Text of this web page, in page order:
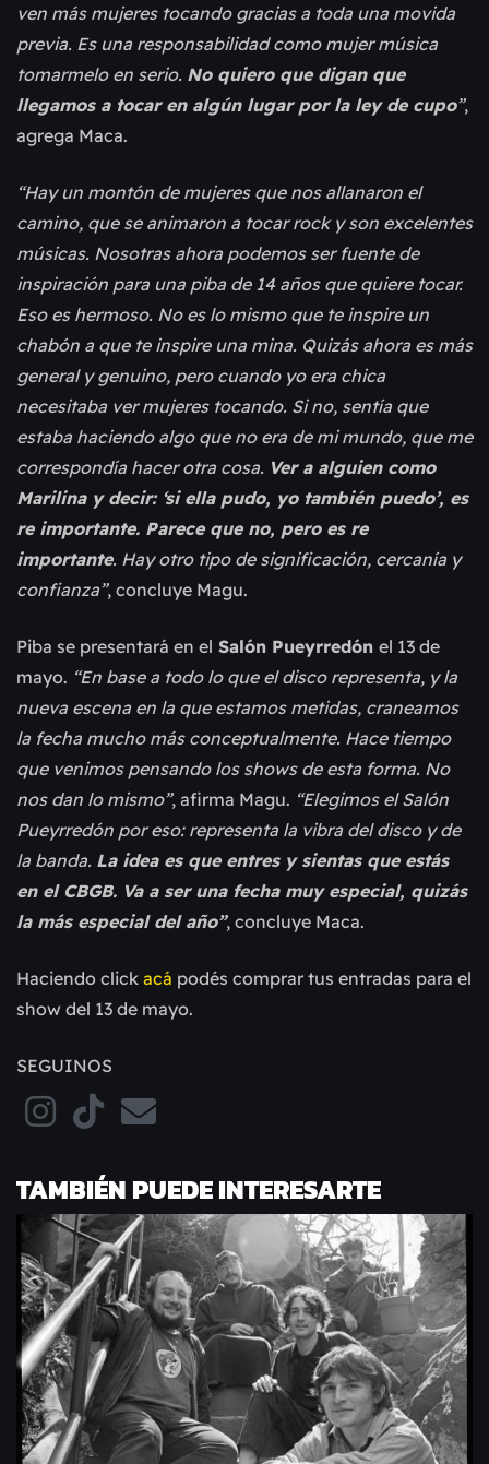
ven más mujeres tocando gracias a toda una movida
previa. Es una responsabilidad como mujer música
tomarmelo en serio. No quiero que digan que
llegamos a tocar en algún lugar por la ley de cupo”,
agrega Maca.
“Hay un montón de mujeres que nos allanaron el
camino, que se animaron a tocar rock y son excelentes
músicas. Nosotras ahora podemos ser fuente de
inspiración para una piba de 14 años que quiere tocar.
Eso es hermoso. No es lo mismo que te inspire un
chabón a que te inspire una mina. Quizás ahora es más
general y genuino, pero cuando yo era chica
necesitaba ver mujeres tocando. Si no, sentía que
estaba haciendo algo que no era de mi mundo, que me
correspondía hacer otra cosa. Ver a alguien como
Marilina y decir: ‘si ella pudo, yo también puedo’, es
re importante. Parece que no, pero es re
importante. Hay otro tipo de significación, cercanía y
confianza”, concluye Magu.
Piba se presentará en el Salón Pueyrredón el 13 de
mayo. “En base a todo lo que el disco representa, y la
nueva escena en la que estamos metidas, craneamos
la fecha mucho más conceptualmente. Hace tiempo
que venimos pensando los shows de esta forma. No
nos dan lo mismo”, afirma Magu. “Elegimos el Salón
Pueyrredón por eso: representa la vibra del disco y de
la banda. La idea es que entres y sientas que estás
en el CBGB. Va a ser una fecha muy especial, quizás
la más especial del año”, concluye Maca.
Haciendo click acá podés comprar tus entradas para el
show del 13 de mayo.
SEGUINOS
TAMBIÉN PUEDE INTERESARTE